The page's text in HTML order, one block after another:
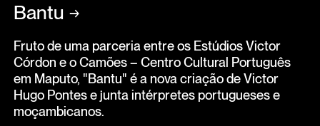
Bantu →
Fruto de uma parceria entre os Estúdios Victor
Córdon e o Camões – Centro Cultural Português
em Maputo, "Bantu" é a nova criação de Victor
Hugo Pontes e junta intérpretes portugueses e
moçambicanos.